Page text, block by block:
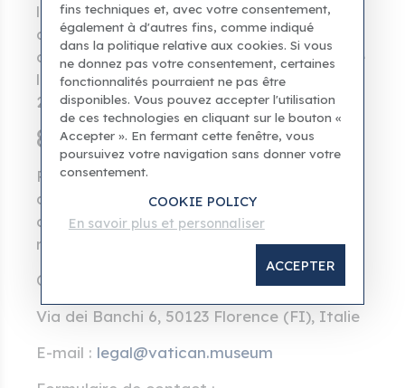
la pertinence commerciale (commissions
d’affiliation). Ces critères sont indiqués
conformément à l’article 49-bis du Code de
la consommation italien (décret législatif
206/2005).
8. Contacts
Pour tout signalement, demande
d'informations ou toute communication
concernant la présente clause de non-
responsabilité :
Culturae Heritage Services srls
Via dei Banchi 6, 50123 Florence (FI), Italie
E-mail : legal@vatican.museum
fins techniques et, avec votre consentement,
également à d'autres fins, comme indiqué
dans la politique relative aux cookies. Si vous
ne donnez pas votre consentement, certaines
fonctionnalités pourraient ne pas être
disponibles. Vous pouvez accepter l'utilisation
de ces technologies en cliquant sur le bouton «
Accepter ». En fermant cette fenêtre, vous
poursuivez votre navigation sans donner votre
consentement.
COOKIE POLICY
En savoir plus et personnaliser
ACCEPTER